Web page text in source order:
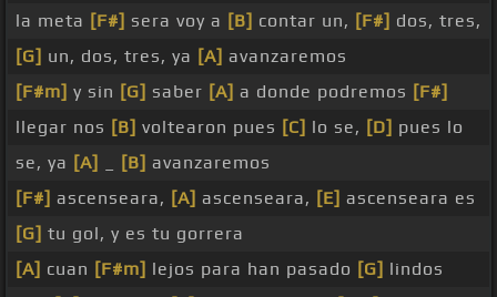
la meta [F#] sera voy a [B] contar un, [F#] dos, tres,
[G] un, dos, tres, ya [A] avanzaremos
[F#m] y sin [G] saber [A] a donde podremos [F#]
llegar nos [B] voltearon pues [C] lo se, [D] pues lo
se, ya [A] [B] avanzaremos
[F#] ascenseara, [A] ascenseara, [E] ascenseara es
[G] tu gol, y es tu gorrera
[A] cuan [F#m] lejos para han pasado [G] lindos